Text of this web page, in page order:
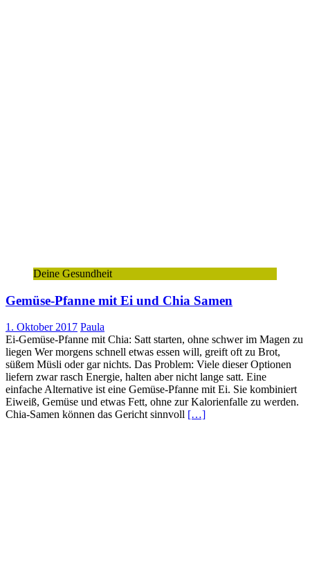
Deine Gesundheit
Gemüse-Pfanne mit Ei und Chia Samen
1. Oktober 2017 Paula
Ei-Gemüse-Pfanne mit Chia: Satt starten, ohne schwer im Magen zu
liegen Wer morgens schnell etwas essen will, greift oft zu Brot,
süßem Müsli oder gar nichts. Das Problem: Viele dieser Optionen
liefern zwar rasch Energie, halten aber nicht lange satt. Eine
einfache Alternative ist eine Gemüse-Pfanne mit Ei. Sie kombiniert
Eiweiß, Gemüse und etwas Fett, ohne zur Kalorienfalle zu werden.
Chia-Samen können das Gericht sinnvoll […]